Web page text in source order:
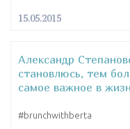
15.05.2015
Александр
становлюсь, тем
самое важное в
#‎brunchwithberta‬